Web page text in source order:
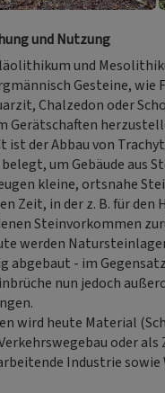
und Nutzung
und
Gesteine, wie
Chalzedon oder
Gerätschaften
ist der Abbau von
um Gebäude aus
kleine, ortsnahe
Zeit, in der z. B. für den
Steinvorkommen
werden
abgebaut - im
nun jedoch
wird heute Material
oder
Industrie sowie